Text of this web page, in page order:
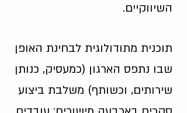
השיווקיים.
תוכנית מתודולוגית לבחינת האופן
שבו נתפס הארגון (כמעסיק, כנותן
שירותים, וכשותף) משלבת ביצוע